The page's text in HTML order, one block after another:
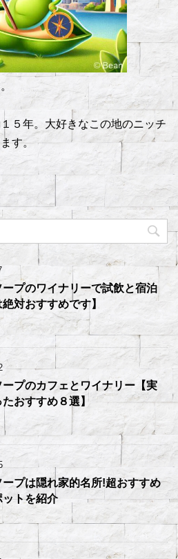
５年。大好きなこの地のニッチ
す。
ープのワイナリーで試飲と宿泊
絶対おすすめです】
ープのカフェとワイナリー【実
たおすすめ８選】
ープは隠れ家的名所!超おすすめ
ットを紹介